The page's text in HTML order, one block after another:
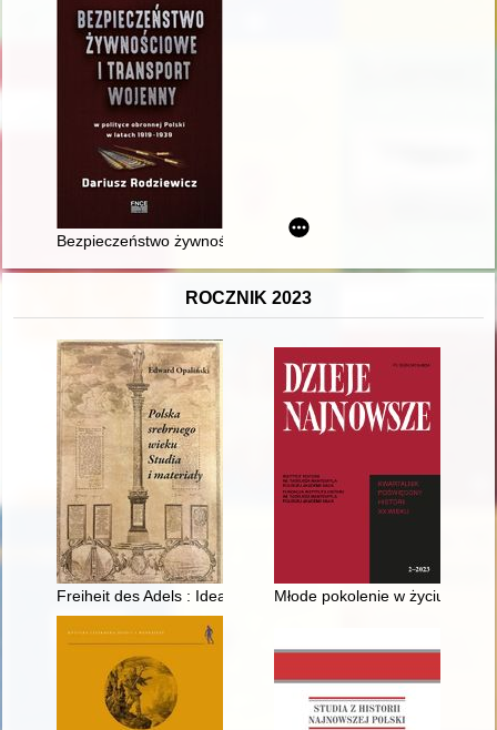
Bezpieczeństwo żywnościowe i transport wojenny w polityce
ROCZNIK 2023
Freiheit des Adels : Ideal und Wirklichkeit in Polen-Litauen im
Młode pokolenie w życiu